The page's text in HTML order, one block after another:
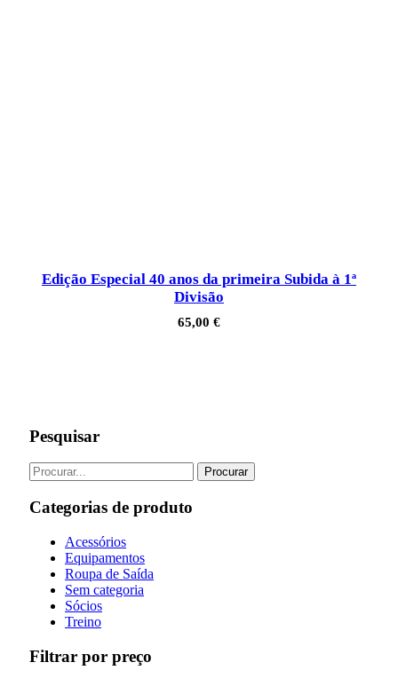
Edição Especial 40 anos da primeira Subida à 1ª
Divisão
65,00 €
Pesquisar
Categorias de produto
Acessórios
Equipamentos
Roupa de Saída
Sem categoria
Sócios
Treino
Filtrar por preço